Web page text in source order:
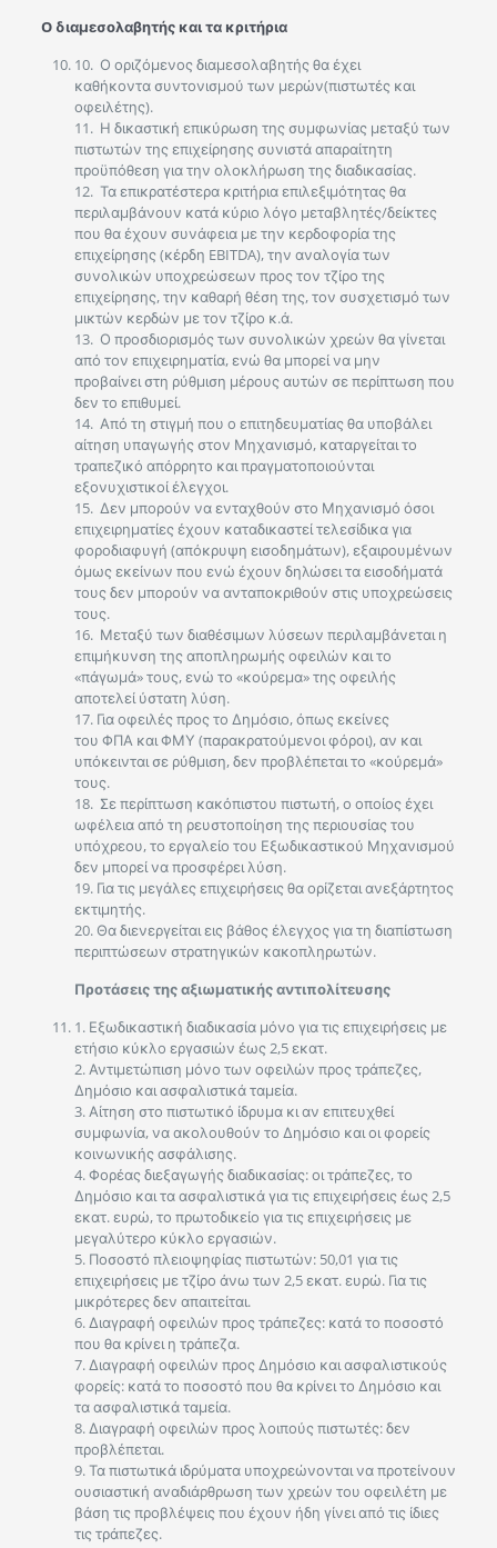
O διαμεσολαβητής και τα κριτήρια
10. Ο οριζόμενος διαμεσολαβητής θα έχει
καθήκοντα συντονισμού των μερών(πιστωτές και
οφειλέτης).
11. Η δικαστική επικύρωση της συμφωνίας μεταξύ των
πιστωτών της επιχείρησης συνιστά απαραίτητη
προϋπόθεση για την ολοκλήρωση της διαδικασίας.
12. Τα επικρατέστερα κριτήρια επιλεξιμότητας θα
περιλαμβάνουν κατά κύριο λόγο μεταβλητές/δείκτες
που θα έχουν συνάφεια με την κερδοφορία της
επιχείρησης (κέρδη EBITDA), την αναλογία των
συνολικών υποχρεώσεων προς τον τζίρο της
επιχείρησης, την καθαρή θέση της, τον συσχετισμό των
μικτών κερδών με τον τζίρο κ.ά.
13. Ο προσδιορισμός των συνολικών χρεών θα γίνεται
από τον επιχειρηματία, ενώ θα μπορεί να μην
προβαίνει στη ρύθμιση μέρους αυτών σε περίπτωση που
δεν το επιθυμεί.
14. Από τη στιγμή που ο επιτηδευματίας θα υποβάλει
αίτηση υπαγωγής στον Μηχανισμό, καταργείται το
τραπεζικό απόρρητο και πραγματοποιούνται
εξονυχιστικοί έλεγχοι.
15. Δεν μπορούν να ενταχθούν στο Μηχανισμό όσοι
επιχειρηματίες έχουν καταδικαστεί τελεσίδικα για
φοροδιαφυγή (απόκρυψη εισοδημάτων), εξαιρουμένων
όμως εκείνων που ενώ έχουν δηλώσει τα εισοδήματά
τους δεν μπορούν να ανταποκριθούν στις υποχρεώσεις
τους.
16. Μεταξύ των διαθέσιμων λύσεων περιλαμβάνεται η
επιμήκυνση της αποπληρωμής οφειλών και το
«πάγωμά» τους, ενώ το «κούρεμα» της οφειλής
αποτελεί ύστατη λύση.
17. Για οφειλές προς το Δημόσιο, όπως εκείνες
του ΦΠΑ και ΦΜΥ (παρακρατούμενοι φόροι), αν και
υπόκεινται σε ρύθμιση, δεν προβλέπεται το «κούρεμά»
τους.
18. Σε περίπτωση κακόπιστου πιστωτή, ο οποίος έχει
ωφέλεια από τη ρευστοποίηση της περιουσίας του
υπόχρεου, το εργαλείο του Εξωδικαστικού Μηχανισμού
δεν μπορεί να προσφέρει λύση.
19. Για τις μεγάλες επιχειρήσεις θα ορίζεται ανεξάρτητος
εκτιμητής.
20. Θα διενεργείται εις βάθος έλεγχος για τη διαπίστωση
περιπτώσεων στρατηγικών κακοπληρωτών.
Προτάσεις της αξιωματικής αντιπολίτευσης
1. Εξωδικαστική διαδικασία μόνο για τις επιχειρήσεις με
ετήσιο κύκλο εργασιών έως 2,5 εκατ.
2. Αντιμετώπιση μόνο των οφειλών προς τράπεζες,
Δημόσιο και ασφαλιστικά ταμεία.
3. Αίτηση στο πιστωτικό ίδρυμα κι αν επιτευχθεί
συμφωνία, να ακολουθούν το Δημόσιο και οι φορείς
κοινωνικής ασφάλισης.
4. Φορέας διεξαγωγής διαδικασίας: οι τράπεζες, το
Δημόσιο και τα ασφαλιστικά για τις επιχειρήσεις έως 2,5
εκατ. ευρώ, το πρωτοδικείο για τις επιχειρήσεις με
μεγαλύτερο κύκλο εργασιών.
5. Ποσοστό πλειοψηφίας πιστωτών: 50,01 για τις
επιχειρήσεις με τζίρο άνω των 2,5 εκατ. ευρώ. Για τις
μικρότερες δεν απαιτείται.
6. Διαγραφή οφειλών προς τράπεζες: κατά το ποσοστό
που θα κρίνει η τράπεζα.
7. Διαγραφή οφειλών προς Δημόσιο και ασφαλιστικούς
φορείς: κατά το ποσοστό που θα κρίνει το Δημόσιο και
τα ασφαλιστικά ταμεία.
8. Διαγραφή οφειλών προς λοιπούς πιστωτές: δεν
προβλέπεται.
9. Τα πιστωτικά ιδρύματα υποχρεώνονται να προτείνουν
ουσιαστική αναδιάρθρωση των χρεών του οφειλέτη με
βάση τις προβλέψεις που έχουν ήδη γίνει από τις ίδιες
τις τράπεζες.